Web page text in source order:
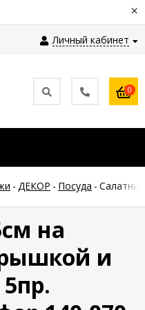
×
Личный кабинет
0
- ДЕКОР - Посуда -
на
и